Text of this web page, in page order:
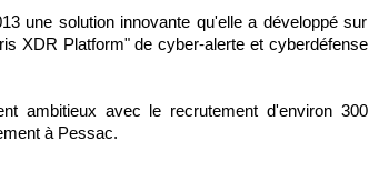
une solution innovante qu'elle a développé sur
XDR Platform" de cyber-alerte et cyberdéfense
ambitieux avec le recrutement d'environ 300
à Pessac.